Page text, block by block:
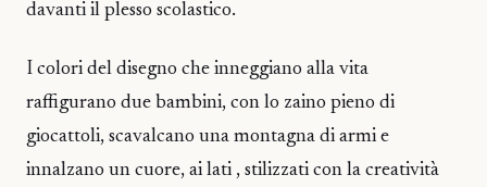
davanti il plesso scolastico.
I colori del disegno che inneggiano alla vita
raffigurano due bambini, con lo zaino pieno di
giocattoli, scavalcano una montagna di armi e
innalzano un cuore, ai lati , stilizzati con la creatività